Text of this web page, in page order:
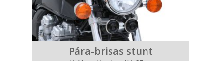
Pára-brisas stunt